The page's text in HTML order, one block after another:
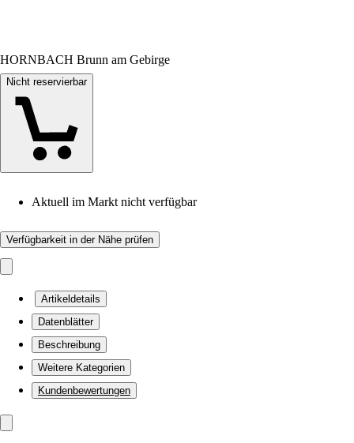
HORNBACH Brunn am Gebirge
Nicht reservierbar
Aktuell im Markt nicht verfügbar
Verfügbarkeit in der Nähe prüfen
Artikeldetails
Datenblätter
Beschreibung
Weitere Kategorien
Kundenbewertungen